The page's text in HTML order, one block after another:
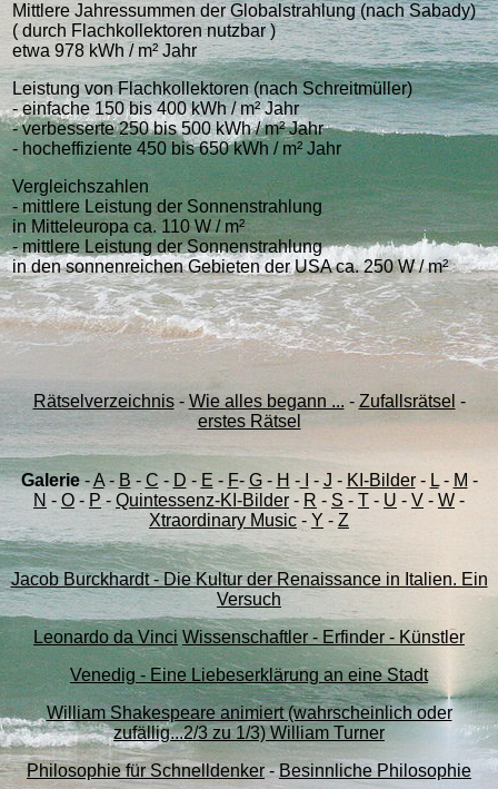
Mittlere Jahressummen der Globalstrahlung (nach Sabady)
( durch Flachkollektoren nutzbar )
etwa 978 kWh / m² Jahr
Leistung von Flachkollektoren (nach Schreitmüller)
- einfache 150 bis 400 kWh / m² Jahr
- verbesserte 250 bis 500 kWh / m² Jahr
- hocheffiziente 450 bis 650 kWh / m² Jahr
Vergleichszahlen
- mittlere Leistung der Sonnenstrahlung
in Mitteleuropa ca. 110 W / m²
- mittlere Leistung der Sonnenstrahlung
in den sonnenreichen Gebieten der USA ca. 250 W / m²
Rätselverzeichnis- Wie alles begann ... - Zufallsrätsel -
erstes Rätsel
Galerie-A- B -C - D - E - F- G- H -I - J - KI-Bilder- L- M -
N - O - P- Quintessenz-KI-Bilder - R - S - T - U - V - W -
Xtraordinary Music - Y - Z
Jacob Burckhardt - Die Kultur der Renaissance in Italien. Ein
Versuch
Leonardo da Vinci Wissenschaftler - Erfinder - Künstler
Venedig - Eine Liebeserklärung an eine Stadt
William Shakespeare animiert (wahrscheinlich oder
zufällig...2/3 zu 1/3) William Turner
Philosophie für Schnelldenker-Besinnliche Philosophie